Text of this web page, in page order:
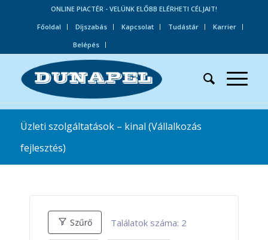
ONLINE PIACTÉR - VELÜNK ELŐBB ELÉRHETI CÉLJAIT!
Főoldal
Díjszabás Kapcsolat Tudástár
Karrier
Belépés
Üzleti szolgáltatások – kinal (Vállalkozás
fejlesztés)
Szűrő Találatok száma: 2